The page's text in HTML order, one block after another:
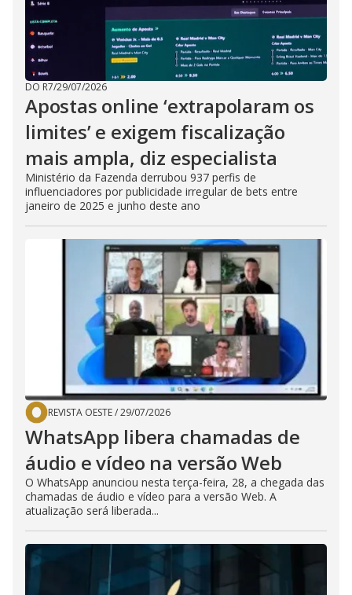
DO R7/29/07/2026
Apostas online ‘extrapolaram os
limites’ e exigem fiscalização
mais ampla, diz especialista
Ministério da Fazenda derrubou 937 perfis de
influenciadores por publicidade irregular de bets entre
janeiro de 2025 e junho deste ano
REVISTA OESTE/29/07/2026
WhatsApp libera chamadas de
áudio e vídeo na versão Web
O WhatsApp anunciou nesta terça-feira, 28, a chegada das
chamadas de áudio e vídeo para a versão Web. A
atualização será liberada...